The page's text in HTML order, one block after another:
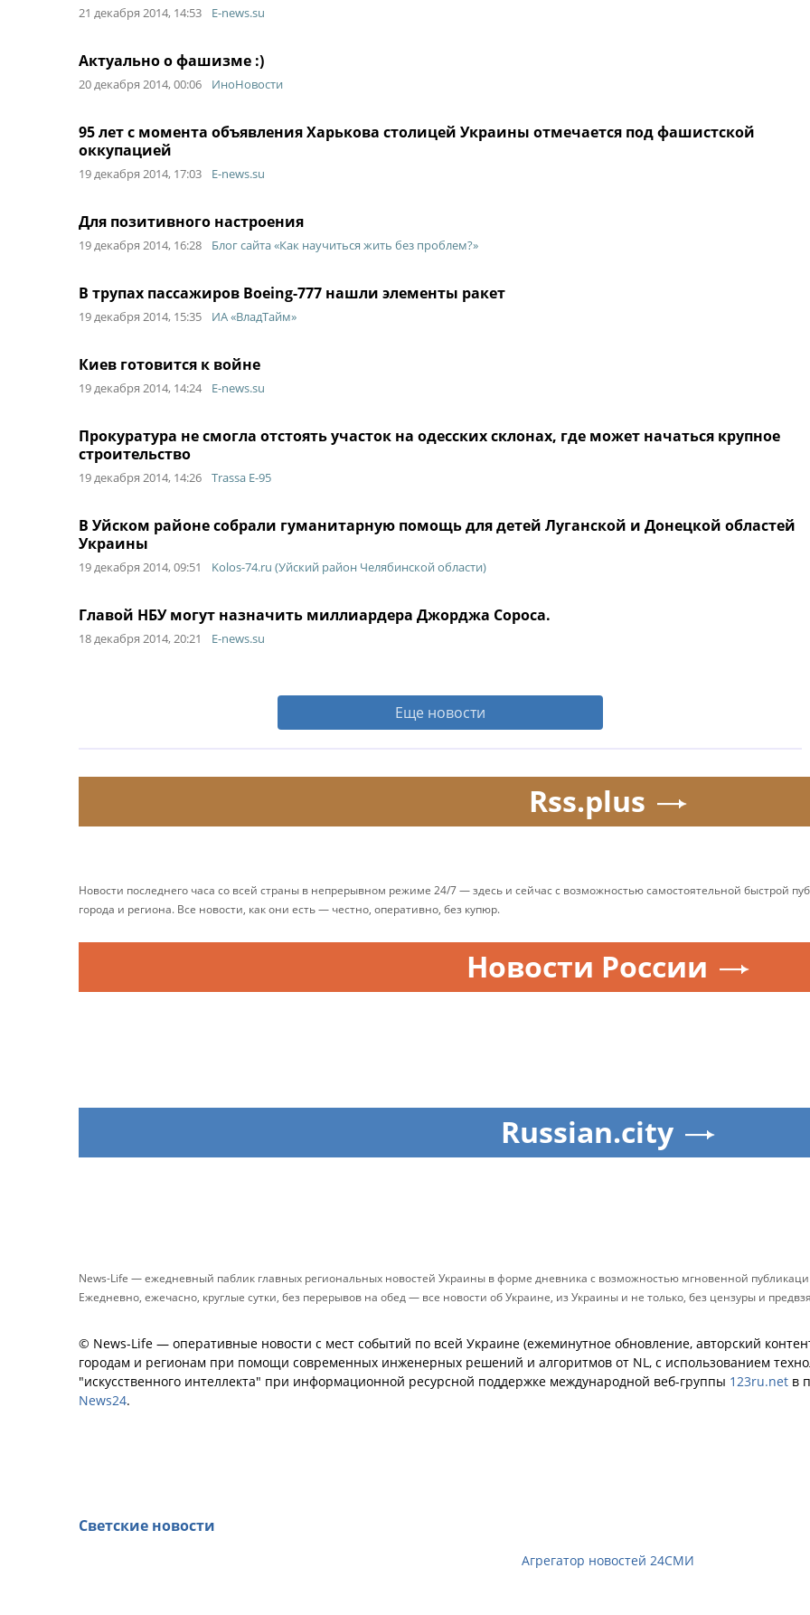
21 декабря 2014, 14:53 E-news.su
Актуально о фашизме :)
20 декабря 2014, 00:06 ИноНовости
95 лет с момента объявления Харькова столицей Украины отмечается под фашистской
оккупацией
19 декабря 2014, 17:03 E-news.su
Для позитивного настроения
19 декабря 2014, 16:28 Блог сайта «Как научиться жить без проблем?»
В трупах пассажиров Boeing-777 нашли элементы ракет
19 декабря 2014, 15:35 ИА «ВладТайм»
Киев готовится к войне
19 декабря 2014, 14:24 E-news.su
Прокуратура не смогла отстоять участок на одесских склонах, где может начаться крупное
строительство
19 декабря 2014, 14:26 Trassa E-95
В Уйском районе собрали гуманитарную помощь для детей Луганской и Донецкой областей
Украины
19 декабря 2014, 09:51 Kolos-74.ru (Уйский район Челябинской области)
Главой НБУ могут назначить миллиардера Джорджа Сороса.
18 декабря 2014, 20:21 E-news.su
Еще новости
Rss.plus
Новости последнего часа со всей страны в непрерывном режиме 24/7 — здесь и сейчас с возможностью самостоятельной быстрой
города и региона. Все новости, как они есть — честно, оперативно, без купюр.
Новости России
Russian.city
News-Life — ежедневный паблик главных региональных новостей Украины в форме дневника с возможностью мгновенной
Ежедневно, ежечасно, круглые сутки, без перерывов на обед — все новости об Украине, из Украины и не только, без цензуры и
© News-Life — оперативные новости с мест событий по всей Украине (ежеминутное обновление, авторский
городам и регионам при помощи современных инженерных решений и алгоритмов от NL, с использованием
"искусственного интеллекта" при информационной ресурсной поддержке международной веб-группы 123ru.net в
News24.
Светские новости
Агрегатор новостей 24СМИ